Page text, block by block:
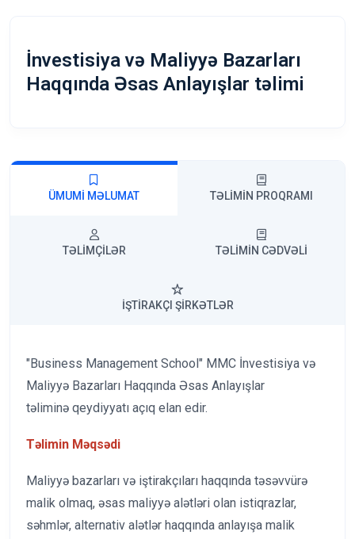
İnvestisiya və Maliyyə Bazarları
Haqqında Əsas Anlayışlar təlimi
ÜMUMI MƏLUMAT TƏLIMIN PROQRAMI
TƏLIMÇILƏR TƏLIMIN CƏDVƏLI
İŞTIRAKÇI ŞIRKƏTLƏR
"Business Management School" MMC İnvestisiya və
Maliyyə Bazarları Haqqında Əsas Anlayışlar
təliminə qeydiyyatı açıq elan edir.
Təlimin Məqsədi
Maliyyə bazarları və iştirakçıları haqqında təsəvvürə
malik olmaq, əsas maliyyə alətləri olan istiqrazlar,
səhmlər, alternativ alətlər haqqında anlayışa malik